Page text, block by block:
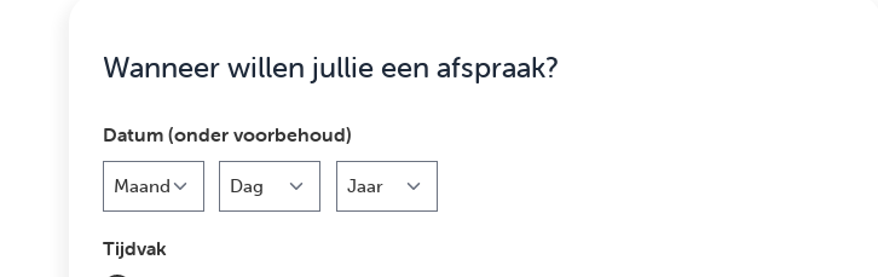
Wanneer willen jullie een afspraak?
Datum (onder voorbehoud)
Tijdvak